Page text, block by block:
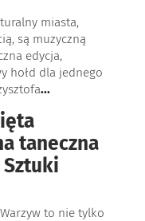
miasta,
są muzyczną
edycja,
hołd dla jednego
...
taneczna
to nie tylko